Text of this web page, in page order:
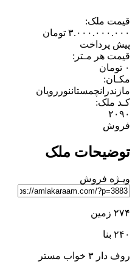
قیمت ملک:
۳.۰۰۰.۰۰۰.۰۰۰ تومان
پیش پرداخت
قیمت هر مـتر:
۰ تومان
مکـان:
مازندرانچمستاننور رویان
کـد ملک:
۲۰۹۰
فروش
توضیحات ملک
ویـژه فروش
۲۷۴ زمین
۲۴۰ بنا
روف دار ۳ خواب مستر